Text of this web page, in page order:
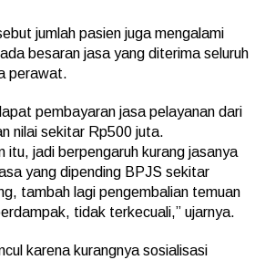
jumlah pasien juga mengalami
besaran jasa yang diterima seluruh
perawat.
pembayaran jasa pelayanan dari
nilai sekitar Rp500 juta.
itu, jadi berpengaruh kurang jasanya
yang dipending BPJS sekitar
tambah lagi pengembalian temuan
tidak terkecuali,” ujarnya.
karena kurangnya sosialisasi